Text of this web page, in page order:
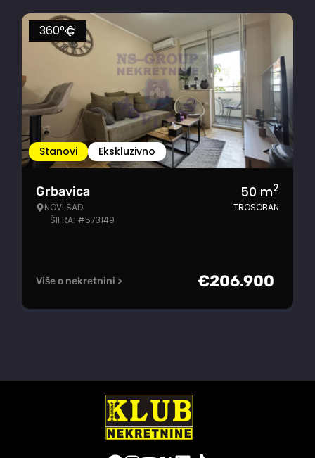
Stanovi Ekskluzivno
360°
Grbavica
NOVI SAD
ŠIFRA: #573149
50 m2
TROSOBAN
Više o nekretnini > €206.900